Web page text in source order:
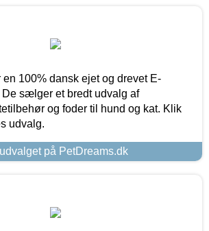
en 100% dansk ejet og drevet E-
sælger et bredt udvalg af
og foder til hund og kat. Klik
udvalg.
på PetDreams.dk